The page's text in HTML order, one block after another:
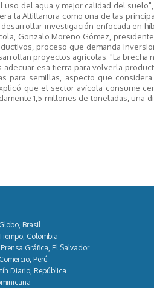
del agua y mejor calidad del
la Altillanura como una de las
investigación enfocada en
Gonzalo Moreno Gómez,
proceso que demanda
proyectos agrícolas. "La brecha
esa tierra para volverla
para semillas, aspecto que
que el sector avícola consume
1,5 millones de toneladas, una
Brasil
Colombia
Gráfica, El Salvador
Perú
Diario, República